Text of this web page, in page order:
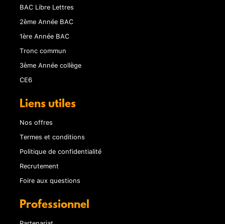
BAC Libre Lettres
2ème Année BAC
1ère Année BAC
Tronc commun
3ème Année collège
CE6
Liens utiles
Nos offres
Termes et conditions
Politique de confidentialité
Recrutement
Foire aux questions
Professionnel